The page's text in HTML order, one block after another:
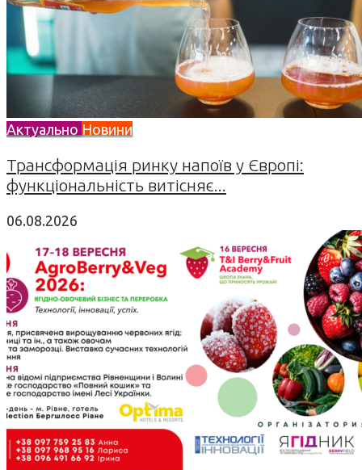
Актуально Новини
Трансформація ринку напоїв у Європі:
функціональність витісняє...
06.08.2026